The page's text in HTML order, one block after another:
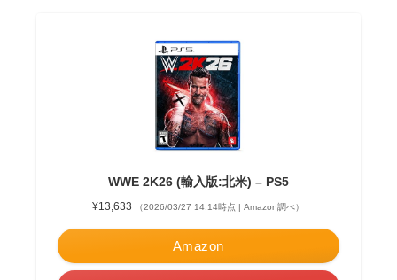
WWE 2K26 (輸入版:北米) – PS5
¥13,633 （2026/03/27 14:14時点 | Amazon調べ）
Amazon